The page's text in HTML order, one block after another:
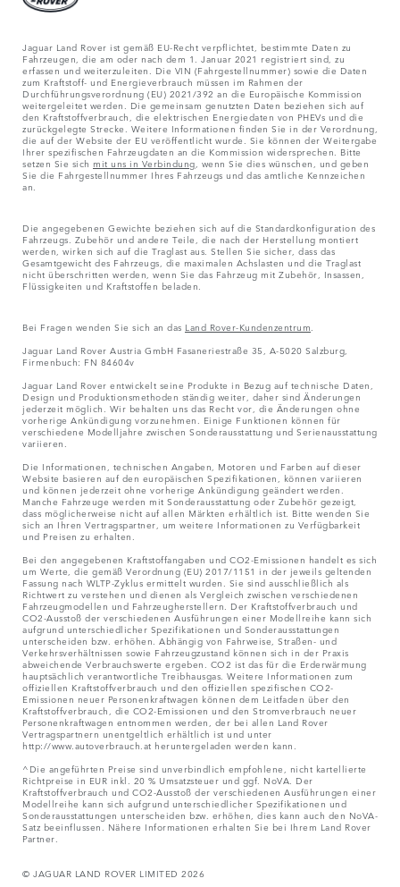
Jaguar Land Rover ist gemäß EU-Recht verpflichtet, bestimmte Daten zu
Fahrzeugen, die am oder nach dem 1. Januar 2021 registriert sind, zu
erfassen und weiterzuleiten. Die VIN (Fahrgestellnummer) sowie die Daten
zum Kraftstoff- und Energieverbrauch müssen im Rahmen der
Durchführungsverordnung (EU) 2021/392 an die Europäische Kommission
weitergeleitet werden. Die gemeinsam genutzten Daten beziehen sich auf
den Kraftstoffverbrauch, die elektrischen Energiedaten von PHEVs und die
zurückgelegte Strecke. Weitere Informationen finden Sie in der Verordnung,
die auf der Website der EU veröffentlicht wurde. Sie können der Weitergabe
Ihrer spezifischen Fahrzeugdaten an die Kommission widersprechen. Bitte
setzen Sie sich mit uns in Verbindung , wenn Sie dies wünschen, und geben
Sie die Fahrgestellnummer Ihres Fahrzeugs und das amtliche Kennzeichen
an.
Die angegebenen Gewichte beziehen sich auf die Standardkonfiguration des
Fahrzeugs. Zubehör und andere Teile, die nach der Herstellung montiert
werden, wirken sich auf die Traglast aus. Stellen Sie sicher, dass das
Gesamtgewicht des Fahrzeugs, die maximalen Achslasten und die Traglast
nicht überschritten werden, wenn Sie das Fahrzeug mit Zubehör, Insassen,
Flüssigkeiten und Kraftstoffen beladen.
Bei Fragen wenden Sie sich an das Land Rover-Kundenzentrum
Jaguar Land Rover Austria GmbH Fasaneriestraße 35, A-5020 Salzburg,
Firmenbuch: FN 84604v
Jaguar Land Rover entwickelt seine Produkte in Bezug auf technische Daten,
Design und Produktionsmethoden ständig weiter, daher sind Änderungen
jederzeit möglich. Wir behalten uns das Recht vor, die Änderungen ohne
vorherige Ankündigung vorzunehmen. Einige Funktionen können für
verschiedene Modelljahre zwischen Sonderausstattung und Serienausstattung
variieren.
Die Informationen, technischen Angaben, Motoren und Farben auf dieser
Website basieren auf den europäischen Spezifikationen, können variieren
und können jederzeit ohne vorherige Ankündigung geändert werden.
Manche Fahrzeuge werden mit Sonderausstattung oder Zubehör gezeigt,
dass möglicherweise nicht auf allen Märkten erhältlich ist. Bitte wenden Sie
sich an Ihren Vertragspartner, um weitere Informationen zu Verfügbarkeit
und Preisen zu erhalten.
Bei den angegebenen Kraftstoffangaben und CO2-Emissionen handelt es sich
um Werte, die gemäß Verordnung (EU) 2017/1151 in der jeweils geltenden
Fassung nach WLTP-Zyklus ermittelt wurden. Sie sind ausschließlich als
Richtwert zu verstehen und dienen als Vergleich zwischen verschiedenen
Fahrzeugmodellen und Fahrzeugherstellern. Der Kraftstoffverbrauch und
CO2-Ausstoß der verschiedenen Ausführungen einer Modellreihe kann sich
aufgrund unterschiedlicher Spezifikationen und Sonderausstattungen
unterscheiden bzw. erhöhen. Abhängig von Fahrweise, Straßen- und
Verkehrsverhältnissen sowie Fahrzeugzustand können sich in der Praxis
abweichende Verbrauchswerte ergeben. CO2 ist das für die Erderwärmung
hauptsächlich verantwortliche Treibhausgas. Weitere Informationen zum
offiziellen Kraftstoffverbrauch und den offiziellen spezifischen CO2-
Emissionen neuer Personenkraftwagen können dem Leitfaden über den
Kraftstoffverbrauch, die CO2-Emissionen und den Stromverbrauch neuer
Personenkraftwagen entnommen werden, der bei allen Land Rover
Vertragspartnern unentgeltlich erhältlich ist und unter
http://www.autoverbrauch.at heruntergeladen werden kann.
^Die angeführten Preise sind unverbindlich empfohlene, nicht kartellierte
Richtpreise in EUR inkl. 20 % Umsatzsteuer und ggf. NoVA. Der
Kraftstoffverbrauch und CO2-Ausstoß der verschiedenen Ausführungen einer
Modellreihe kann sich aufgrund unterschiedlicher Spezifikationen und
Sonderausstattungen unterscheiden bzw. erhöhen, dies kann auch den NoVA-
Satz beeinflussen. Nähere Informationen erhalten Sie bei Ihrem Land Rover
Partner.
© JAGUAR LAND ROVER LIMITED 2026